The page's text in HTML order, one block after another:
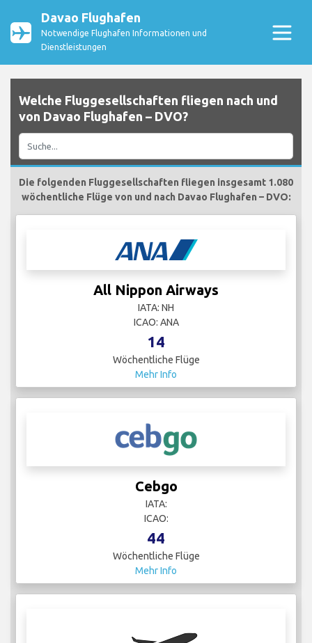
Davao Flughafen
Notwendige Flughafen Informationen und
Dienstleistungen
Welche Fluggesellschaften fliegen nach und
von Davao Flughafen – DVO?
Die folgenden Fluggesellschaften fliegen insgesamt 1.080
wöchentliche Flüge von und nach Davao Flughafen – DVO:
All Nippon Airways
IATA: NH
ICAO: ANA
14
Wöchentliche Flüge
Mehr Info
Cebgo
IATA:
ICAO:
44
Wöchentliche Flüge
Mehr Info